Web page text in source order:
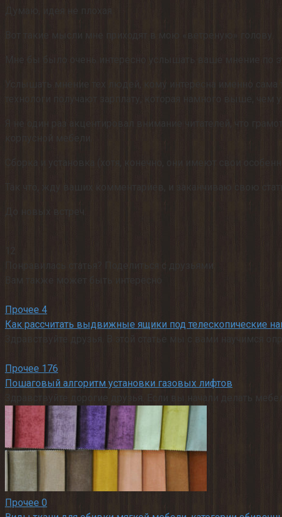
Думаю, идея не плохая.
Вот такие мысли мне приходят в мою «ветреную» голову.
Мне бы было очень интересно услышать ваше мнение по
Услышать мнение тех людей, кому интересна именно
технологи получают зарплату, которая намного выше, чем
Я не один раз акцентировал внимание читателей, что
корпусной мебели.
Сборка и установка (хотя, конечно, они имеют свои
Понравилась статья? Поделиться с друзьями:
Вам также может быть интересно
Прочее 4
Как рассчитать выдвижные ящики под телескопические
Здравствуйте друзья. В этой статье мы с вами научимся
Прочее 176
Пошаговый алгоритм установки газовых лифтов
Здравствуйте дорогие друзья. Если вы начали делать
Прочее 0